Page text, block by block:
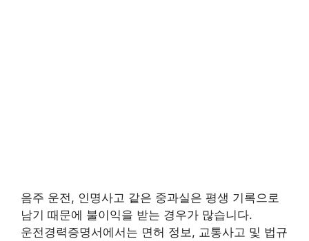
음주 운전, 인명사고 같은 중과실은 평생 기록으로
남기 때문에 불이익을 받는 경우가 많습니다.
운전경력증명서에서는 면허 정보, 교통사고 및 법규